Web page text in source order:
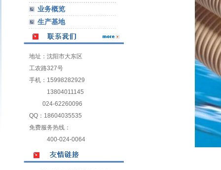
业务概览
生产基地
地址：沈阳市大东区
工农路327号
手机：15998282929
13804011145
024-62260096
QQ：18604035535
免费服务热线：
400-024-0064